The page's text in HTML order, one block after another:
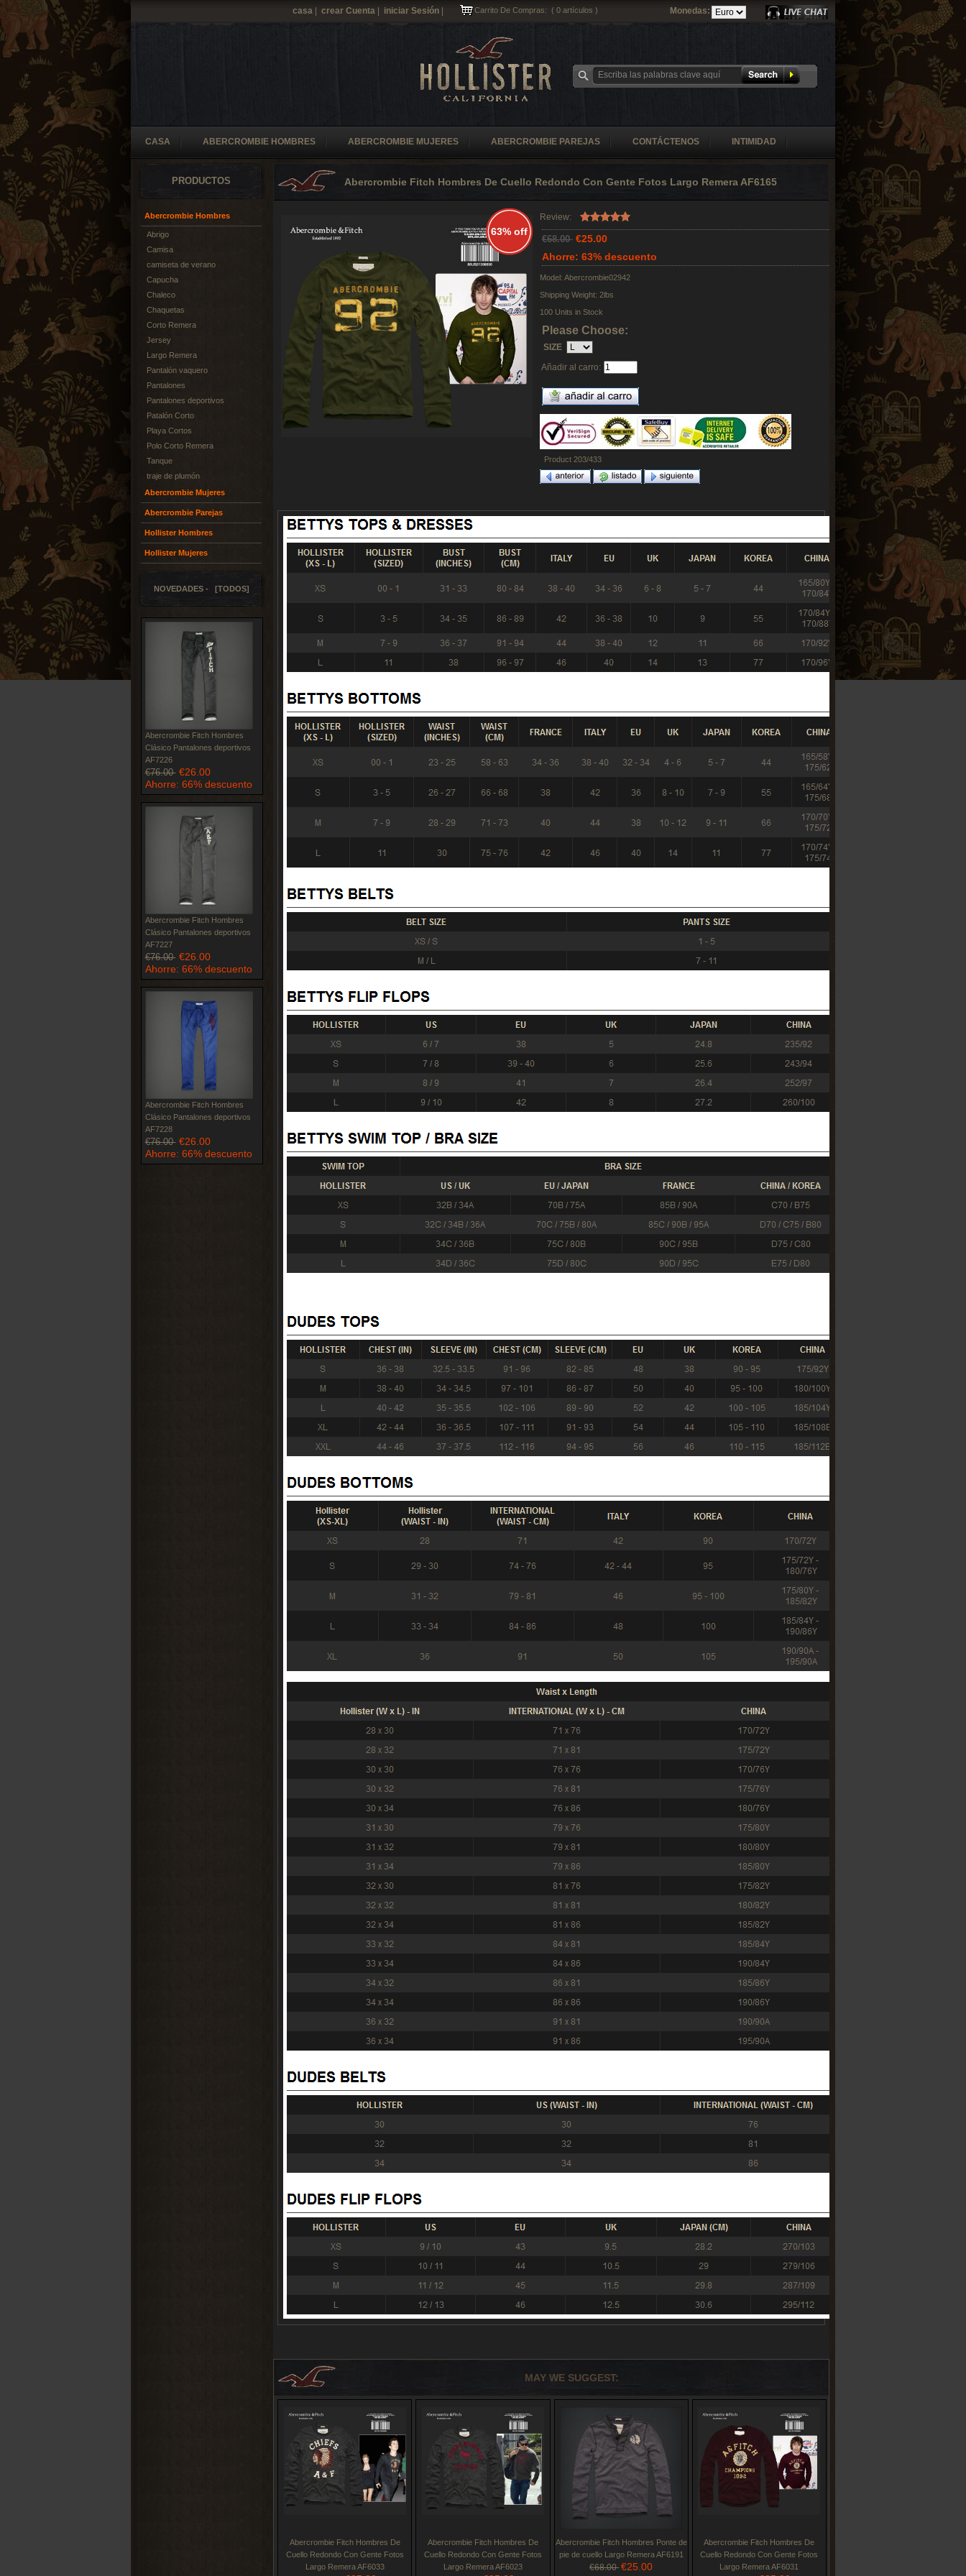
casa crear Cuenta iniciar Sesión Carrito De Compras: ( 0 artículos ) Monedas:
CASA ABERCROMBIE HOMBRES ABERCROMBIE MUJERES ABERCROMBIE PAREJAS CONTÁCTENOS INTIMIDAD
PRODUCTOS
Abercrombie Hombres
Abrigo
Camisa
camiseta de verano
Capucha
Chaleco
Chaquetas
Corto Remera
Jersey
Largo Remera
Pantalón vaquero
Pantalones
Pantalones deportivos
Patalón Corto
Playa Cortos
Polo Corto Remera
Tanque
traje de plumón
Abercrombie Mujeres
Abercrombie Parejas
Hollister Hombres
Hollister Mujeres
NOVEDADES - [TODOS]
Abercrombie Fitch Hombres
Clásico Pantalones deportivos
AF7226
€76.00 €26.00
Ahorre: 66% descuento
Abercrombie Fitch Hombres
Clásico Pantalones deportivos
AF7227
€76.00 €26.00
Ahorre: 66% descuento
Abercrombie Fitch Hombres
Clásico Pantalones deportivos
AF7228
€76.00 €26.00
Ahorre: 66% descuento
Abercrombie Fitch Hombres De Cuello Redondo Con Gente Fotos Largo Remera AF6165
63% off
Review:
€68.00 €25.00
Ahorre: 63% descuento
Model: Abercrombie02942
Shipping Weight: 2lbs
100 Units in Stock
Please Choose:
SIZE
Añadir al carro:
Product 203/433
MAY WE SUGGEST:
Abercrombie Fitch Hombres De
Cuello Redondo Con Gente Fotos
Largo Remera AF6033
Abercrombie Fitch Hombres De
Cuello Redondo Con Gente Fotos
Largo Remera AF6023
Abercrombie Fitch Hombres Ponte de
pie de cuello Largo Remera AF6191
€68.00 €25.00
Abercrombie Fitch Hombres De
Cuello Redondo Con Gente Fotos
Largo Remera AF6031